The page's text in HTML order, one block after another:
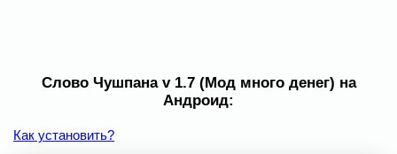
Слово Чушпана v 1.7 (Мод много денег) на
Андроид:
Как установить?